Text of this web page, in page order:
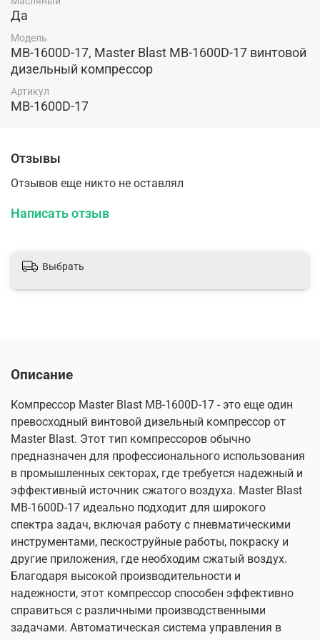
Да
Модель
MB-1600D-17, Master Blast MB-1600D-17 винтовой
дизельный компрессор
Артикул
MB-1600D-17
Отзывы
Отзывов еще никто не оставлял
Написать отзыв
Выбрать
Описание
Компрессор Master Blast MB-1600D-17 - это еще один
превосходный винтовой дизельный компрессор от
Master Blast. Этот тип компрессоров обычно
предназначен для профессионального использования
в промышленных секторах, где требуется надежный и
эффективный источник сжатого воздуха. Master Blast
MB-1600D-17 идеально подходит для широкого
спектра задач, включая работу с пневматическими
инструментами, пескоструйные работы, покраску и
другие приложения, где необходим сжатый воздух.
Благодаря высокой производительности и
надежности, этот компрессор способен эффективно
справиться с различными производственными
задачами. Автоматическая система управления в